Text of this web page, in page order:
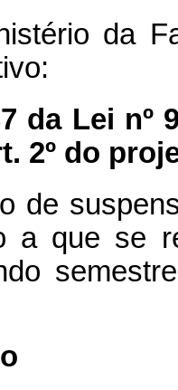
da
da Lei nº
2º do
de
a que se